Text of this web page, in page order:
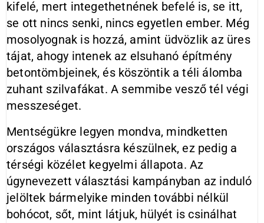
kifelé, mert integethetnének befelé is, se itt,
se ott nincs senki, nincs egyetlen ember. Még
mosolyognak is hozzá, amint üdvözlik az üres
tájat, ahogy intenek az elsuhanó építmény
betontömbjeinek, és köszöntik a téli álomba
zuhant szilvafákat. A semmibe vesző tél végi
messzeséget.
Mentségükre legyen mondva, mindketten
országos választásra készülnek, ez pedig a
térségi közélet kegyelmi állapota. Az
úgynevezett választási kampányban az induló
jelöltek bármelyike minden további nélkül
bohócot, sőt, mint látjuk, hülyét is csinálhat